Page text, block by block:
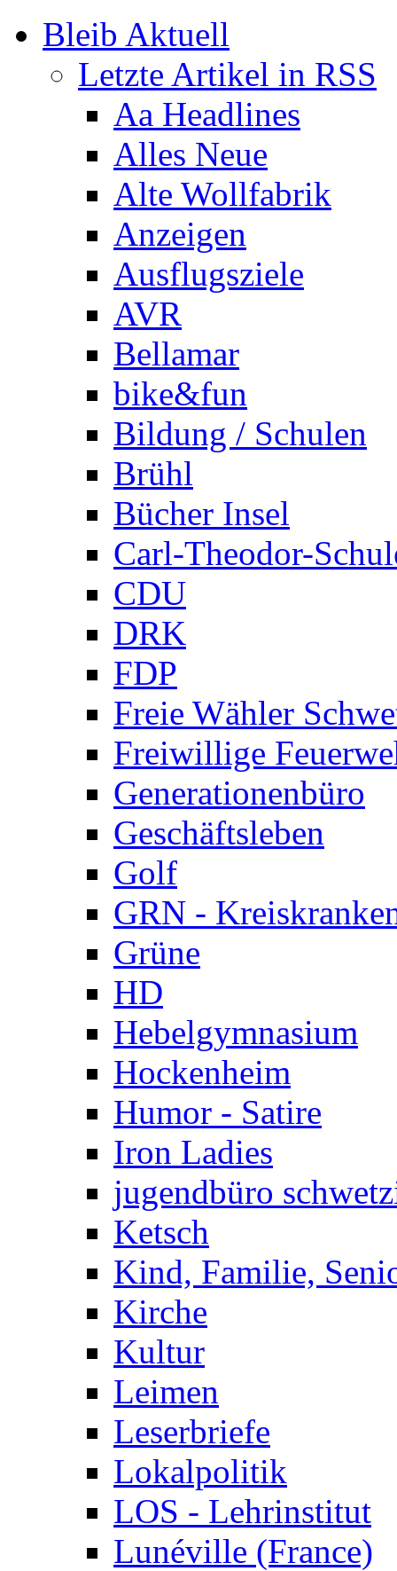
Bleib Aktuell
Letzte Artikel in RSS
Aa Headlines
Alles Neue
Alte Wollfabrik
Anzeigen
Ausflugsziele
AVR
Bellamar
bike&fun
Bildung / Schulen
Brühl
Bücher Insel
Carl-Theodor-
CDU
DRK
FDP
Freie Wähler
Freiwillige
Generationenbüro
Geschäftsleben
Golf
GRN -
Grüne
HD
Hebelgymnasium
Hockenheim
Humor - Satire
Iron Ladies
jugendbüro
Ketsch
Kind, Familie,
Kirche
Kultur
Leimen
Leserbriefe
Lokalpolitik
LOS - Lehrinstitut
Lunéville (France)